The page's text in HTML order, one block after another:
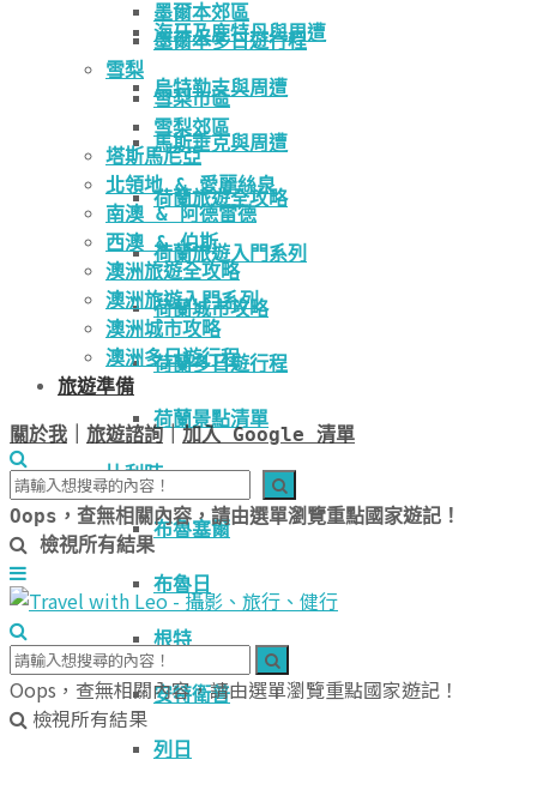
海牙及鹿特丹與周遭
烏特勒支與周遭
馬斯垂克與周遭
荷蘭旅遊全攻略
荷蘭旅遊入門系列
荷蘭城市攻略
荷蘭多日遊行程
荷蘭景點清單
比利時
布魯塞爾
布魯日
根特
安特衛普
列日
墨爾本郊區
墨爾本多日遊行程
雪梨
雪梨市區
雪梨郊區
塔斯馬尼亞
北領地 & 愛麗絲泉
南澳 & 阿德雷德
西澳 & 伯斯
澳洲旅遊全攻略
澳洲旅遊入門系列
澳洲城市攻略
澳洲多日遊行程
旅遊準備
關於我 旅遊諮詢｜加入 Google 清單
Oops，查無相關內容，請由選單瀏覽重點國家遊記！
檢視所有結果
Oops，查無相關內容，請由選單瀏覽重點國家遊記！
檢視所有結果